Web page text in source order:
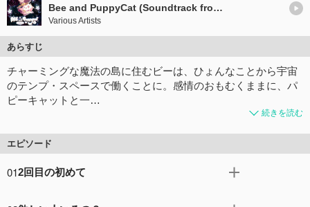
Bee and PuppyCat (Soundtrack from the Netflix Series) Vol. 2
Various Artists
あらすじ
チャーミングな魔法の島に住むビーは、ひょんなことから宇宙
のテンプ・スペースで働くことに。感情のおもむくままに、パ
ピーキャットと一…
続きを読む
エピソード
012回目の初めて